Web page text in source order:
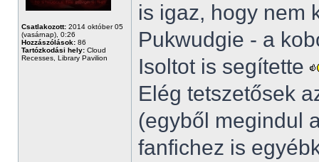
Csatlakozott: 2014 október 05
(vasárnap), 0:26
Hozzászólások: 86
Tartózkodási hely: Cloud
Recesses, Library Pavilion
is igaz, hogy nem
Pukwudgie - a
Isoltot is segítette
Elég tetszetősek
(egyből megindul
fanfichez is